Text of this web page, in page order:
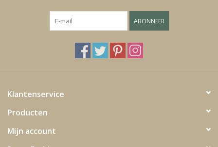
Tuinmeubels en deco
ABONNEER
Klantenservice
Producten
Mijn account